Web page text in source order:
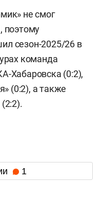
не смог
поэтому
сезон-2025/26 в
команда
Хабаровска (0:2),
(0:2), а также
1